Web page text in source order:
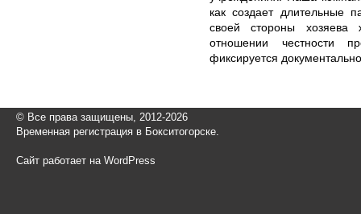
как создает длительные
своей стороны
отношении честности
фиксируется
© Все права защищены, 2012-2026
Временная регистрация в Бокситогорске.
Сайт работает на WordPress